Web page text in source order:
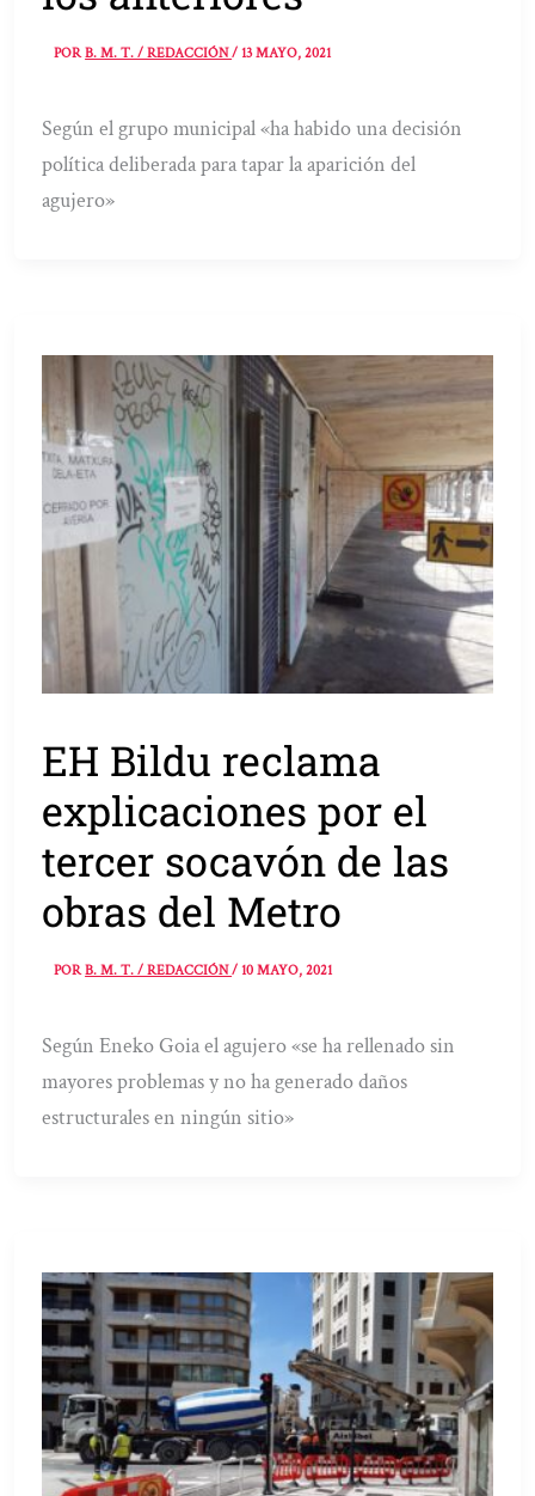
PORB. M. T. / REDACCIÓN/13 MAYO, 2021
Según el grupo municipal «ha habido una decisión
política deliberada para tapar la aparición del
agujero»
EH Bildu reclama
explicaciones por el
tercer socavón de las
obras del Metro
PORB. M. T. / REDACCIÓN/10 MAYO, 2021
Según Eneko Goia el agujero «se ha rellenado sin
mayores problemas y no ha generado daños
estructurales en ningún sitio»